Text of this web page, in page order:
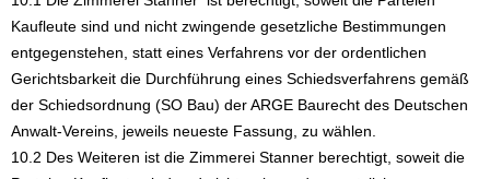
Kaufleute sind und nicht zwingende gesetzliche Bestimmungen
entgegenstehen, statt eines Verfahrens vor der ordentlichen
Gerichtsbarkeit die Durchführung eines Schiedsverfahrens gemäß
der Schiedsordnung (SO Bau) der ARGE Baurecht des Deutschen
Anwalt-Vereins, jeweils neueste Fassung, zu wählen.
10.2 Des Weiteren ist die Zimmerei Stanner berechtigt, soweit die